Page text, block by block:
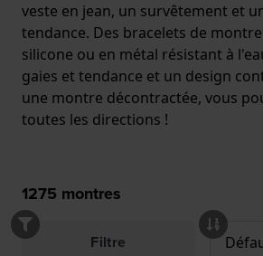
veste en jean, un survêtement et
tendance. Des bracelets de
silicone ou en métal résistant à
gaies et tendance et un design
une montre décontractée, vous
toutes les directions !
1275 montres
Filtre